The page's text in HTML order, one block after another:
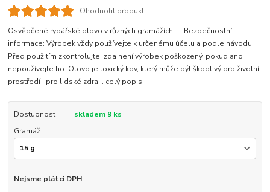
Ohodnotit produkt
Osvědčené rybářské olovo v různých gramážích. Bezpečnostní
informace: Výrobek vždy používejte k určenému účelu a podle návodu.
Před použitím zkontrolujte, zda není výrobek poškozený, pokud ano
nepoužívejte ho. Olovo je toxický kov, který může být škodlivý pro životní
prostředí i pro lidské zdra... celý popis
Dostupnost
skladem 9 ks
Gramáž
Nejsme plátci DPH